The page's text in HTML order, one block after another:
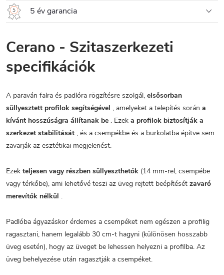
5 év garancia
Cerano - Szitaszerkezeti
specifikációk
A paraván falra és padlóra rögzítésre szolgál, elsősorban
süllyesztett profilok segítségével , amelyeket a telepítés során a
kívánt hosszúságra állítanak be . Ezek a profilok biztosítják a
szerkezet stabilitását , és a csempékbe és a burkolatba építve sem
zavarják az esztétikai megjelenést.
Ezek teljesen vagy részben süllyeszthetők (14 mm-rel, csempébe
vagy térkőbe), ami lehetővé teszi az üveg rejtett beépítését zavaró
merevítők nélkül .
Padlóba ágyazáskor érdemes a csempéket nem egészen a profilig
ragasztani, hanem legalább 30 cm-t hagyni (különösen hosszabb
üveg esetén), hogy az üveget be lehessen helyezni a profilba. Az
üveg behelyezése után ragasztják a csempéket.